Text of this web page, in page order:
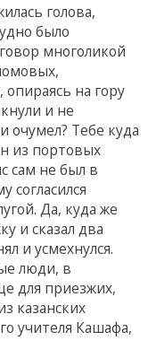
голова,
было
многоликой
на гору
и не
очумел? Тебе куда
из портовых
сам не был в
согласился
Да, куда же
и сказал два
и усмехнулся.
люди, в
для приезжих,
казанских
учителя Кашафа,